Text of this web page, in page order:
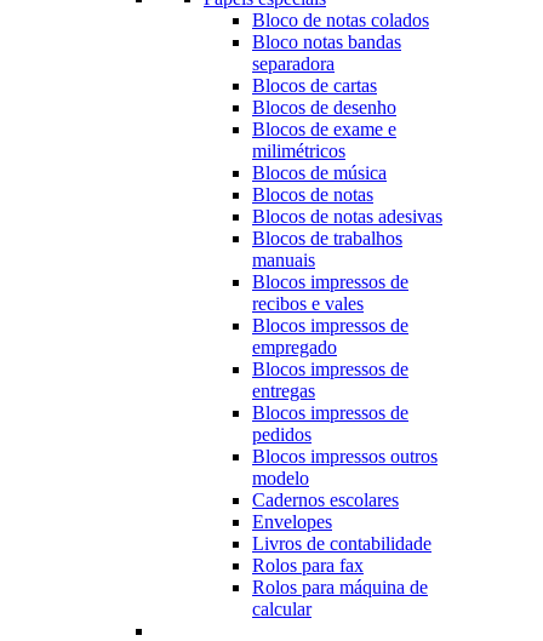
Bloco de notas colados
Bloco notas bandas
separadora
Blocos de cartas
Blocos de desenho
Blocos de exame e
milimétricos
Blocos de música
Blocos de notas
Blocos de notas adesivas
Blocos de trabalhos
manuais
Blocos impressos de
recibos e vales
Blocos impressos de
empregado
Blocos impressos de
entregas
Blocos impressos de
pedidos
Blocos impressos outros
modelo
Cadernos escolares
Envelopes
Livros de contabilidade
Rolos para fax
Rolos para máquina de
calcular